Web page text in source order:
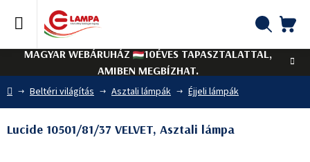
tartalomhoz
MAGYAR WEBÁRUHÁZ
10ÉVES TAPASZTALATTAL,
AMIBEN MEGBÍZHAT.
Kezdőlap
Beltéri világítás Asztali lámpák Éjjeli lámpák
Lucide 10501/81/37 VELVET, Asztali lámpa